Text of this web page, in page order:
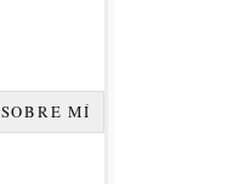
SOBRE MÍ